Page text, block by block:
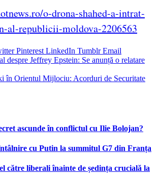
o-drona-shahed-a-intrat-
al-republicii-moldova-2206563
Pinterest LinkedIn Tumblr Email
despre Jeffrey Epstein: Se anunță o relatare
în Orientul Mijlociu: Acorduri de Securitate
ascunde în conflictul cu Ilie Bolojan?
cu Putin la summitul G7 din Franța
către liberali înainte de ședința crucială la